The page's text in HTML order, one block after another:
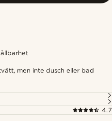
men inte dusch eller bad
4.7